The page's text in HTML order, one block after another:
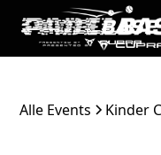
Alle Events Kinder